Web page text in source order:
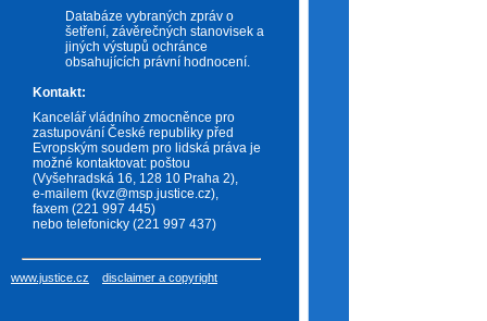
Databáze vybraných zpráv o
šetření, závěrečných stanovisek a
jiných výstupů ochránce
obsahujících právní hodnocení.
Kontakt:
Kancelář vládního zmocněnce pro
zastupování České republiky před
Evropským soudem pro lidská práva je
možné kontaktovat: poštou
(Vyšehradská 16, 128 10 Praha 2),
e-mailem (kvz@msp.justice.cz),
faxem (221 997 445)
nebo telefonicky (221 997 437)
www.justice.cz disclaimer a copyright